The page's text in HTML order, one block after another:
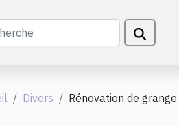
Divers Rénovation de